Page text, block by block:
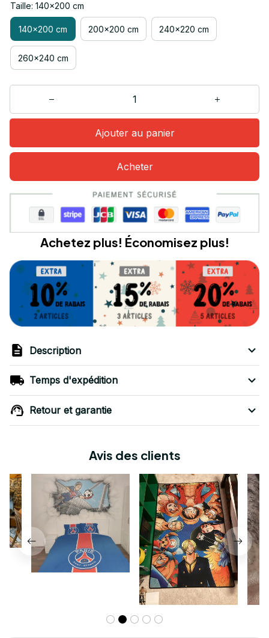
Taille: 140x200 cm
140x200 cm 200x200 cm 240x220 cm
260x240 cm
Ajouter au panier
Acheter
Achetez plus! Économisez plus!
Description
Temps d'expédition
Retour et garantie
Avis des clients